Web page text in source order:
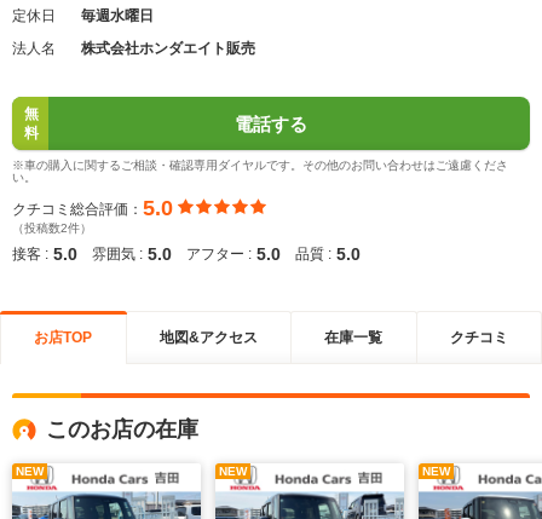
定休日
毎週水曜日
法人名
株式会社ホンダエイト販売
無
料
電話する
※車の購入に関するご相談・確認専用ダイヤルです。その他のお問い合わせはご遠慮くださ
い。
クチコミ総合評価： 5.0
（投稿数2件）
接客 : 5.0 雰囲気 : 5.0 アフター : 5.0 品質 : 5.0
お店TOP 地図&アクセス 在庫一覧 クチコミ
このお店の在庫
NEW NEW NEW